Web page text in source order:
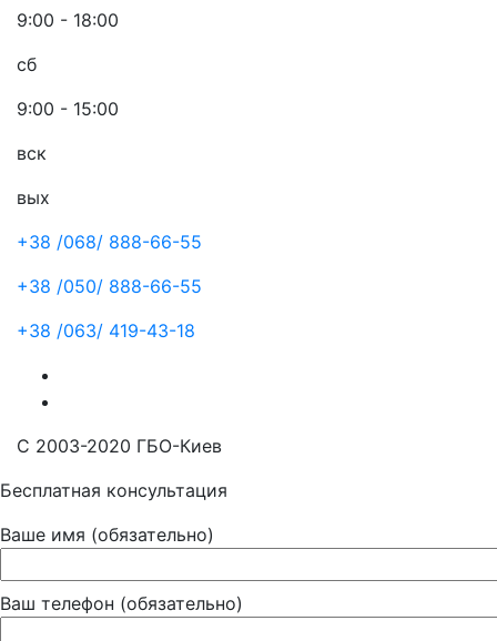
9:00 - 18:00
сб
9:00 - 15:00
вск
вых
+38 /068/ 888-66-55
+38 /050/ 888-66-55
+38 /063/ 419-43-18
С 2003-2020 ГБО-Киев
Бесплатная консультация
Ваше имя (обязательно)
Ваш телефон (обязательно)